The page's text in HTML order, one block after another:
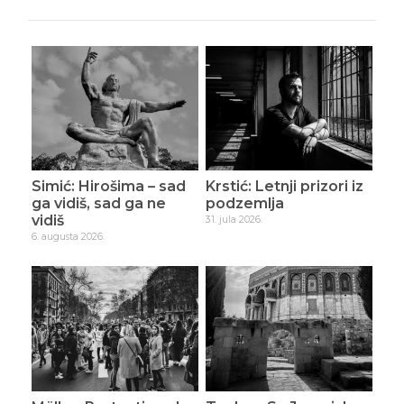
Simić: Hirošima – sad
ga vidiš, sad ga ne
vidiš
6. augusta 2026.
Krstić: Letnji prizori iz
podzemlja
31. jula 2026.